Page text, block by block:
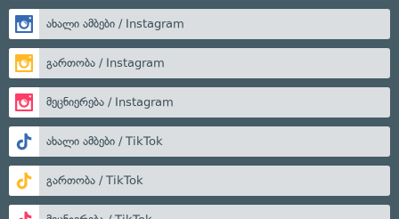
ახალი ამბები / Instagram
გართობა / Instagram
მეცნიერება / Instagram
ახალი ამბები / TikTok
გართობა / TikTok